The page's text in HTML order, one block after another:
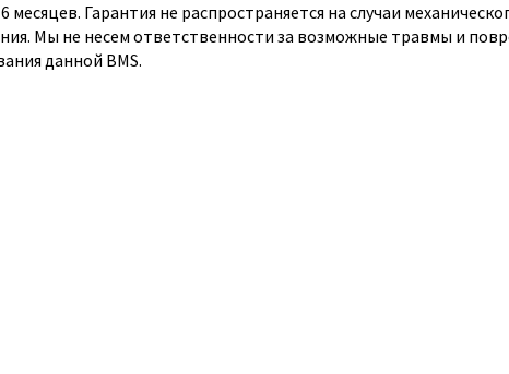
месяцев. Гарантия не распространяется на случаи
Мы не несем ответственности за возможные травмы и
данной BMS.